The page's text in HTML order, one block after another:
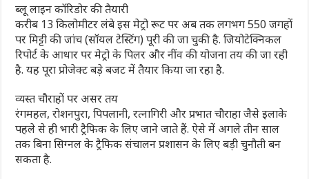
ब्लू लाइन कॉरिडोर की तैयारी
करीब 13 किलोमीटर लंबे इस मेट्रो रूट पर अब तक लगभग 550 जगहों
पर मिट्टी की जांच (सॉयल टेस्टिंग) पूरी की जा चुकी है. जियोटेक्निकल
रिपोर्ट के आधार पर मेट्रो के पिलर और नींव की योजना तय की जा रही
है. यह पूरा प्रोजेक्ट बड़े बजट में तैयार किया जा रहा है.
व्यस्त चौराहों पर असर तय
रंगमहल, रोशनपुरा, पिपलानी, रत्नागिरी और प्रभात चौराहा जैसे इलाके
पहले से ही भारी ट्रैफिक के लिए जाने जाते हैं. ऐसे में अगले तीन साल
तक बिना सिग्नल के ट्रैफिक संचालन प्रशासन के लिए बड़ी चुनौती बन
सकता है.